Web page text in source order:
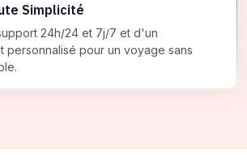
Simplicité
24h/24 et 7j/7 et d'un
personnalisé pour un voyage sans